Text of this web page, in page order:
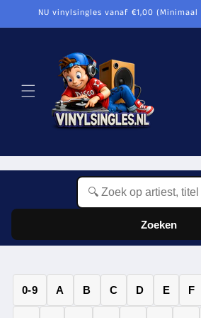
naar de
content
NU vinylsingles vanaf €1,00
Zoeken
0-9 A B C D E F